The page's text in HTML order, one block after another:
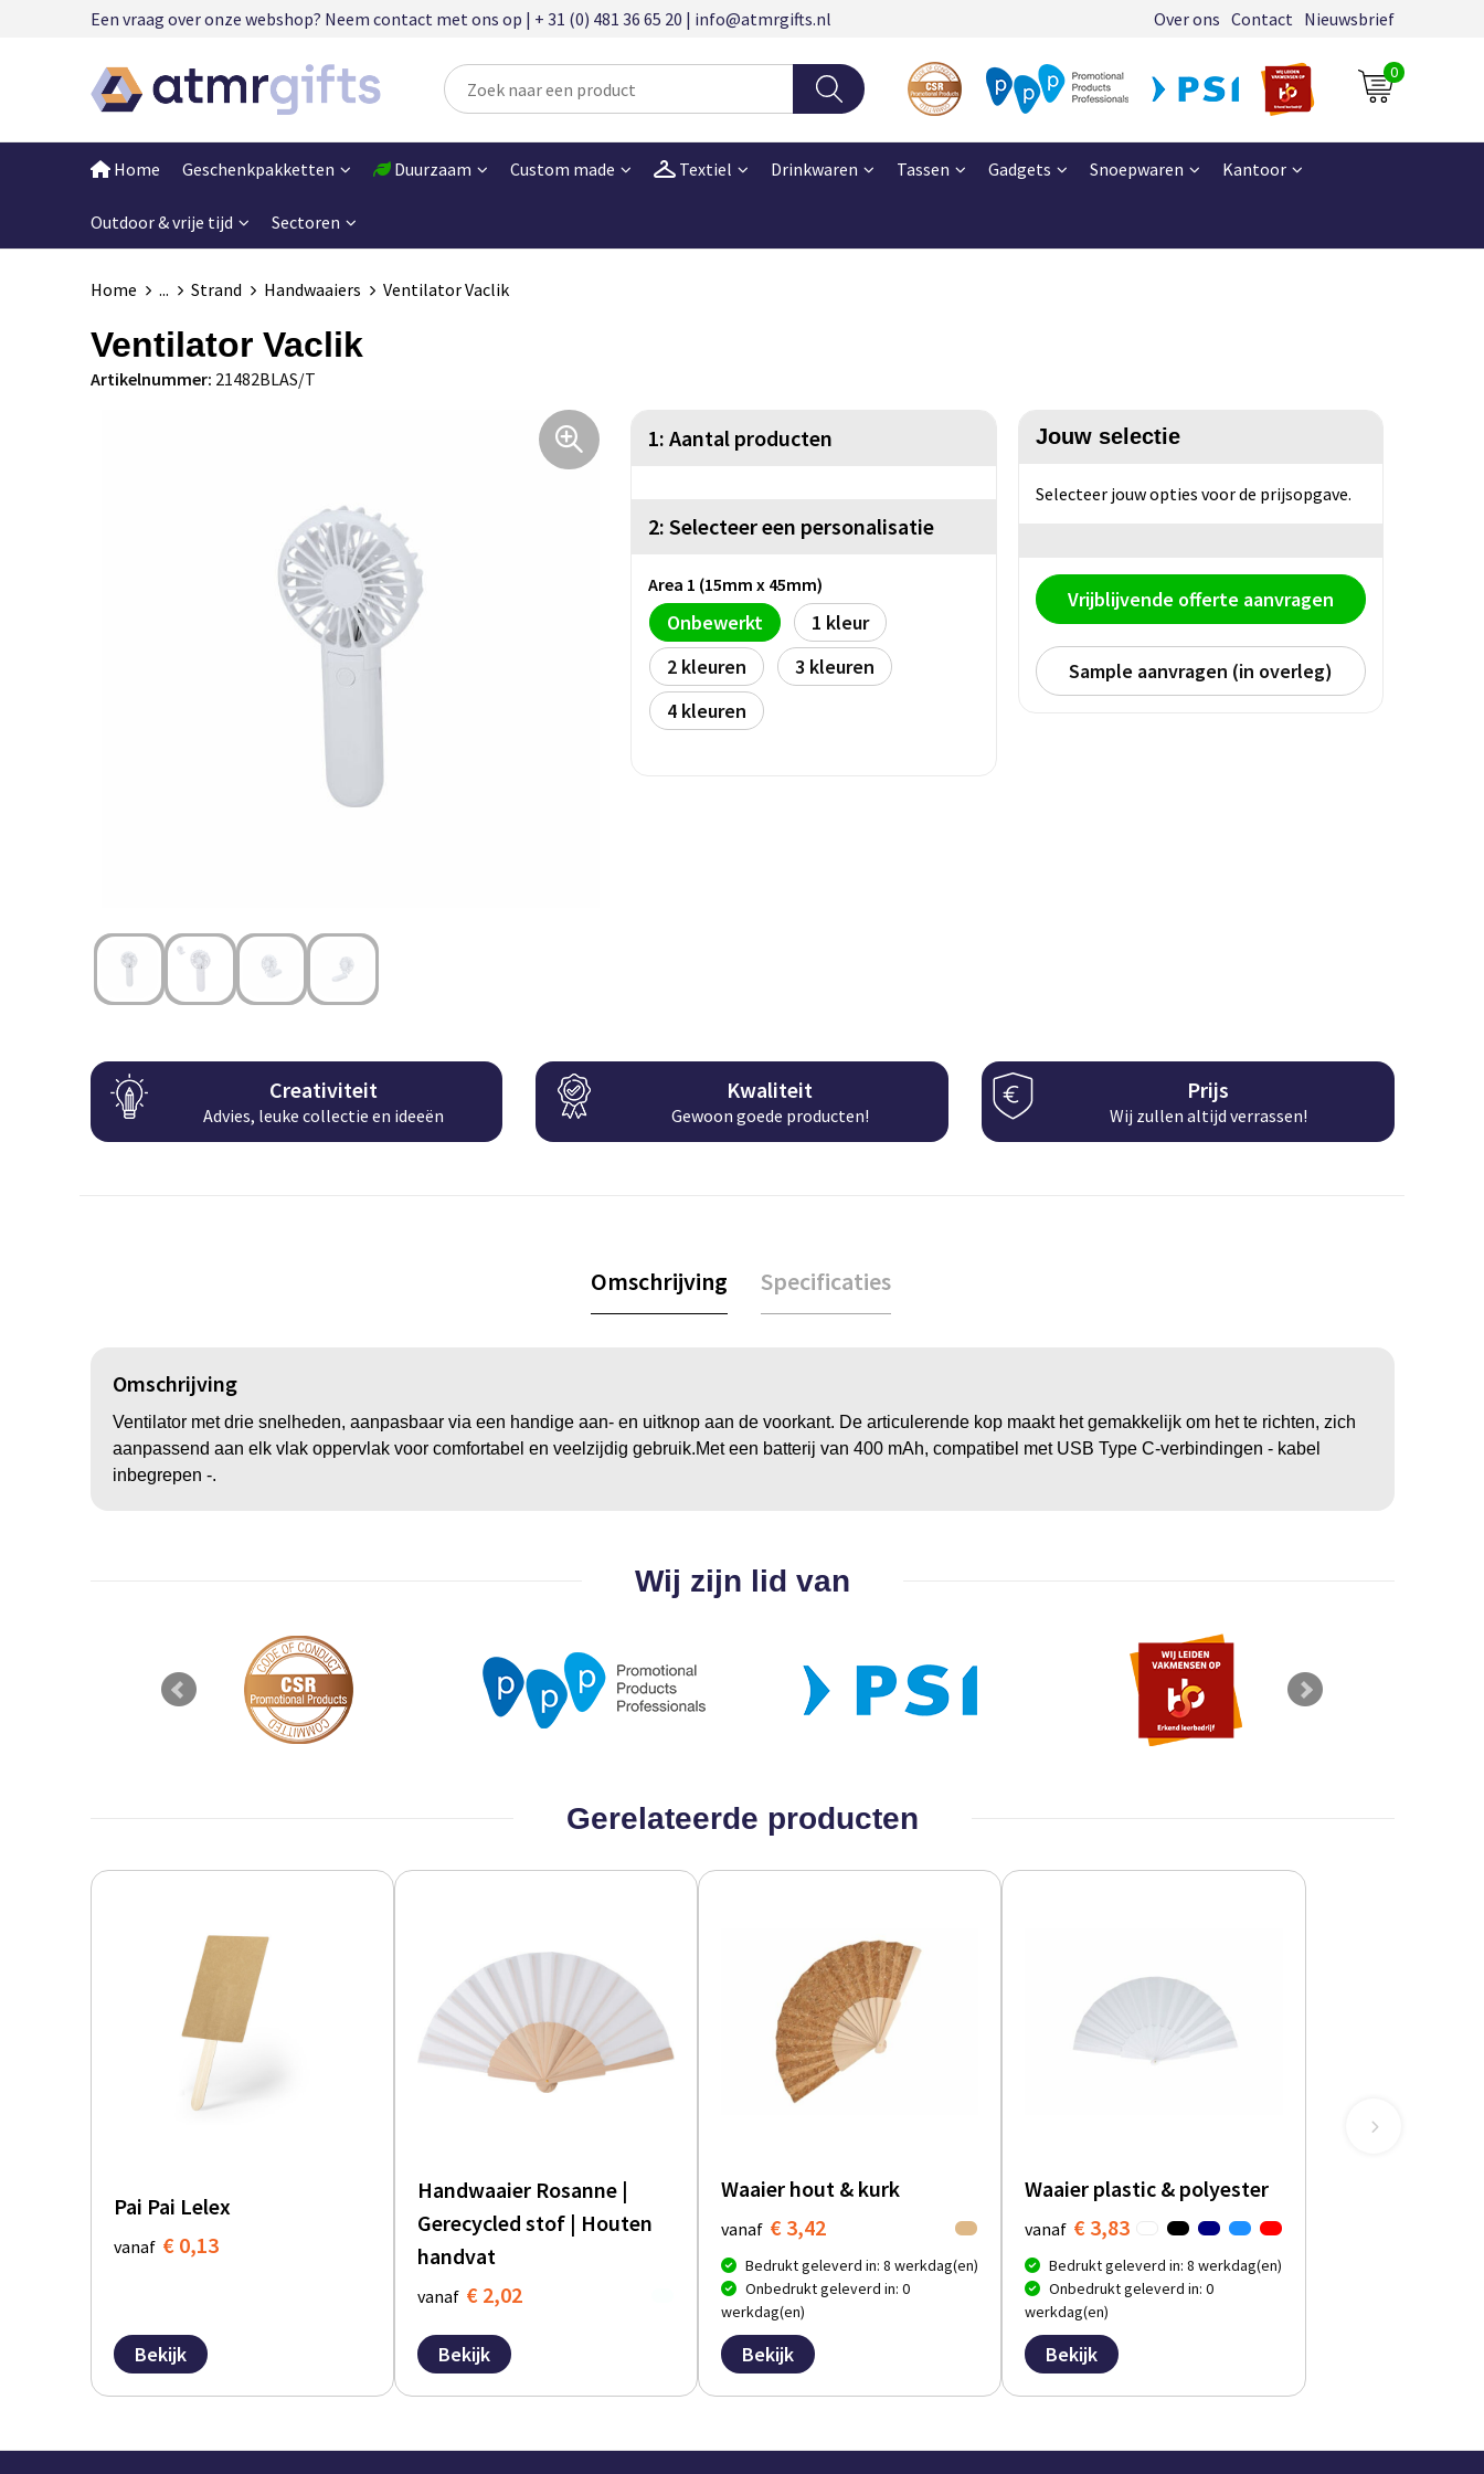
Een vraag over onze webshop? Neem contact met ons op | + 31 (0) 481 36 65 20 | info@atmrgifts.nl Over ons Contact Nieuwsbrief
0
Home Geschenkpakketten Duurzaam Custom made Textiel Drinkwaren Tassen Gadgets Snoepwaren Kantoor
Outdoor & vrije tijd Sectoren
Home ... Strand Handwaaiers Ventilator Vaclik
Ventilator Vaclik
Artikelnummer: 21482BLAS/T
1: Aantal producten
2: Selecteer een personalisatie
Area 1 (15mm x 45mm)
Onbewerkt
1
2
3
4
Jouw selectie
Selecteer jouw opties voor de prijsopgave.
Vrijblijvende offerte aanvragen
Sample aanvragen (in overleg)
Creativiteit
Advies, leuke collectie en ideeën
Kwaliteit
Gewoon goede producten!
Prijs
Wij zullen altijd verrassen!
Omschrijving Specificaties
Omschrijving
Ventilator met drie snelheden, aanpasbaar via een handige aan- en uitknop aan de voorkant. De articulerende kop maakt het gemakkelijk om het te richten, zich
aanpassend aan elk vlak oppervlak voor comfortabel en veelzijdig gebruik.Met een batterij van 400 mAh, compatibel met USB Type C-verbindingen - kabel
inbegrepen -.
Wij zijn lid van
Gerelateerde producten
Pai Pai Lelex
vanaf € 0,13
Bekijk
Handwaaier Rosanne |
Gerecycled stof | Houten
handvat
vanaf € 2,02
Bekijk
Waaier hout & kurk
vanaf € 3,42
Bedrukt geleverd in: 8 werkdag(en)
Onbedrukt geleverd in: 0
werkdag(en)
Bekijk
Waaier plastic & polyester
vanaf € 3,83
Bedrukt geleverd in: 8 werkdag(en)
Onbedrukt geleverd in: 0
werkdag(en)
Bekijk